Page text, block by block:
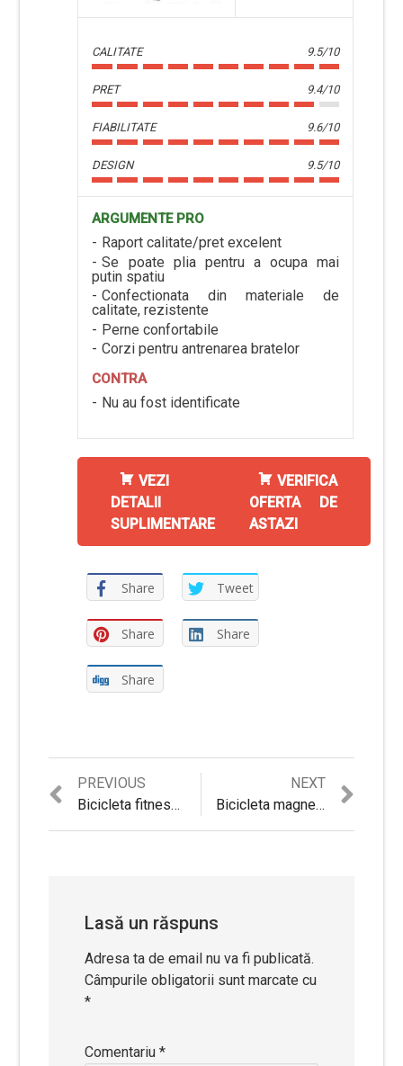
CALITATE 9.5/10
PRET 9.4/10
FIABILITATE 9.6/10
DESIGN 9.5/10
ARGUMENTE PRO
Raport calitate/pret excelent
Se poate plia pentru a ocupa mai
putin spatiu
Confectionata din materiale de
calitate, rezistente
Perne confortabile
Corzi pentru antrenarea bratelor
CONTRA
Nu au fost identificate
VEZI
DETALII
SUPLIMENTARE
VERIFICA
OFERTA DE
ASTAZI
Share Tweet
Share Share
Share
Navigare
PREVIOUS
Previous
post:
Bicicleta fitness magnetica Sporter, pliabila
NEXT
post:
Bicicleta magnetica Sporter KPR6030, volanta 4kg, 8 trepte rezistenta, greutate suportata 100kg, sa reglabila
Lasă un răspuns
Adresa ta de email nu va fi publicată.
Câmpurile obligatorii sunt marcate cu
*
Comentariu*